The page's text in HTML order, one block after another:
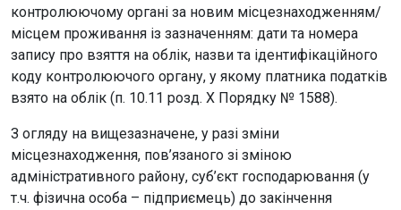
контролюючому органі за новим місцезнаходженням/
місцем проживання із зазначенням: дати та номера
запису про взяття на облік, назви та ідентифікаційного
коду контролюючого органу, у якому платника податків
взято на облік (п. 10.11 розд. Х Порядку № 1588).
З огляду на вищезазначене, у разі зміни
місцезнаходження, пов’язаного зі зміною
адміністративного району, суб’єкт господарювання (у
т.ч. фізична особа – підприємець) до закінчення